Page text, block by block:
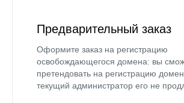
Предварительный заказ
Оформите заказ на регистрацию
освобождающегося домена: вы
претендовать на регистрацию
текущий администратор его не